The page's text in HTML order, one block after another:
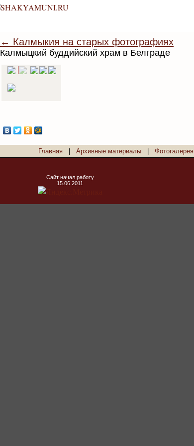
← Калмыкия на старых фотографиях
Калмыцкий буддийский храм в Белграде
Главная Архивные материалы Фотогалерея
Сайт начал работу
15.06.2011